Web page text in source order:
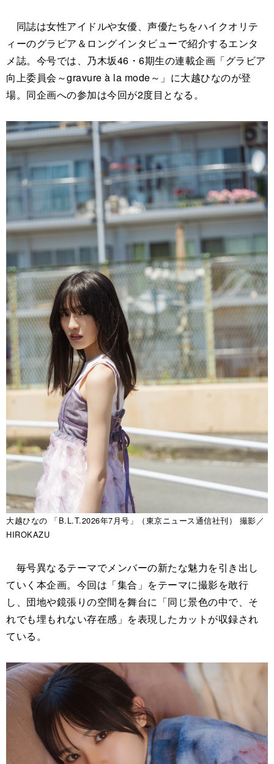
同誌は女性アイドルや女優、声優たちをハイクオリテ
ィーのグラビア＆ロングインタビューで紹介するエンタ
メ誌。今号では、乃木坂46・6期生の連載企画「グラビア
向上委員会～gravure à la mode～」に大越ひなのが登
場。同企画への参加は今回が2度目となる。
大越ひなの 「B.L.T.2026年7月号」（東京ニュース通信社刊） 撮影／
HIROKAZU
毎号異なるテーマでメンバーの新たな魅力を引き出し
ていく本企画。今回は「集合」をテーマに撮影を敢行
し、団地や鏡張りの空間を舞台に「同じ景色の中で、そ
れでも埋もれない存在感」を表現したカットが収録され
ている。